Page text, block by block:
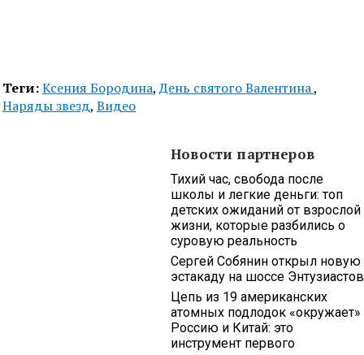
Теги:Ксения Бородина,День святого Валентина,
Наряды звезд, Видео
Новости партнеров
Тихий час, свобода после
школы и легкие деньги: топ
детских ожиданий от взрослой
жизни, которые разбились о
суровую реальность
Сергей Собянин открыл новую
эстакаду на шоссе Энтузиастов
Цепь из 19 американских
атомных подлодок «окружает»
Россию и Китай: это
инструмент первого